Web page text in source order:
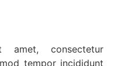
consectetur
tempor incididunt